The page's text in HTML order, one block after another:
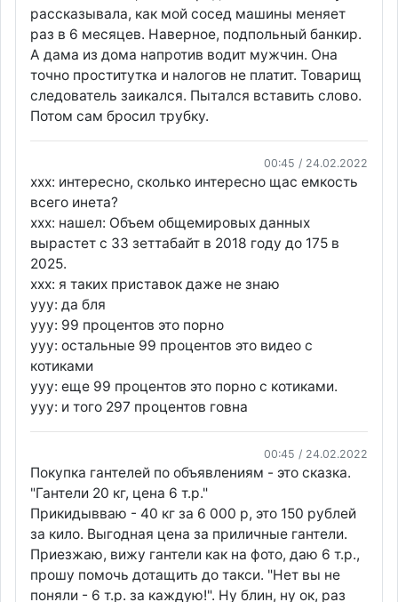
рассказывала, как мой сосед машины меняет
раз в 6 месяцев. Наверное, подпольный банкир.
А дама из дома напротив водит мужчин. Она
точно проститутка и налогов не платит. Товарищ
следователь заикался. Пытался вставить слово.
Потом сам бросил трубку.
00:45 / 24.02.2022
xxx: интересно, сколько интересно щас емкость
всего инета?
xxx: нашел: Объем общемировых данных
вырастет с 33 зеттабайт в 2018 году до 175 в
2025.
xxx: я таких приставок даже не знаю
yyy: да бля
yyy: 99 процентов это порно
yyy: остальные 99 процентов это видео с
котиками
yyy: еще 99 процентов это порно с котиками.
yyy: и того 297 процентов говна
00:45 / 24.02.2022
Покупка гантелей по объявлениям - это сказка.
"Гантели 20 кг, цена 6 т.р."
Прикидывваю - 40 кг за 6 000 р, это 150 рублей
за кило. Выгодная цена за приличные гантели.
Приезжаю, вижу гантели как на фото, даю 6 т.р.,
прошу помочь дотащить до такси. "Нет вы не
поняли - 6 т.р. за каждую!". Ну блин, ну ок, раз